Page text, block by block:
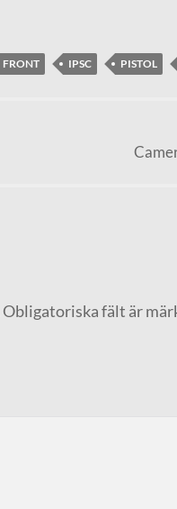
FRONT IPSC PISTOL
Obligatoriska fält är